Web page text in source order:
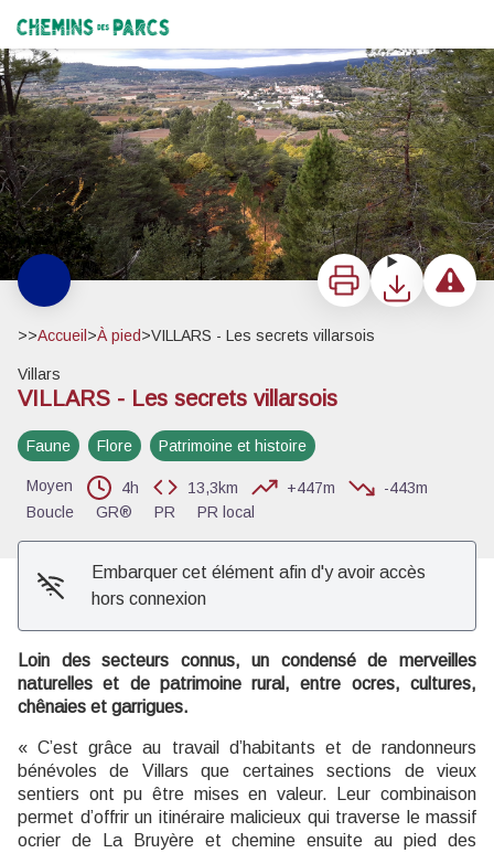
Chemins des Parcs
Voir l'image en plein écran
ImprimerTéléchargerSignaler
>>Accueil >À pied>VILLARS - Les secrets villarsois
Villars
VILLARS - Les secrets villarsois
Faune Flore Patrimoine et histoire
Moyen 4h 13,3km +447m
-443m
Boucle
GR® PR PR local
Embarquer cet élément afin d'y avoir accès
hors connexion
Loin des secteurs connus, un condensé de merveilles
naturelles et de patrimoine rural, entre ocres, cultures,
chênaies et garrigues.
« C’est grâce au travail d’habitants et de randonneurs
bénévoles de Villars que certaines sections de vieux
sentiers ont pu être mises en valeur. Leur combinaison
permet d’offrir un itinéraire malicieux qui traverse le massif
ocrier de La Bruyère et chemine ensuite au pied des